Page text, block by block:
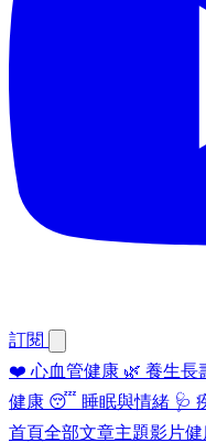
訂閱
❤️ 心血管健康 🌿 養生長
健康 😴 睡眠與情緒 🩺
首頁全部文章主題影片健